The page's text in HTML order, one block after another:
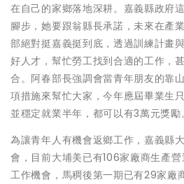
在自己的家鄉落地深耕。嘉義縣政府
腳步，她要跟翁縣長承諾，未來在產
部絕對挺嘉義挺到底，透過訓練計畫
好人才，幫忙勞工找到合適的工作，
合。阿春部長強調會當青年朋友的靠
項措施來幫忙大家，今年應屆畢業生
並穩定就業半年，都可以有3萬元獎勵。
為讓青年人有機會返鄉工作，嘉義縣
會，目前大埔美已有106家廠商生產
工作機會，馬稠後第一期已有29家廠